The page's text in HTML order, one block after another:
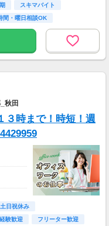
婦の
され
とのスキマバイト
間・曜日相談OK
秋田
３時まで！時短！週
土日祝休み
験歓迎 フリーター歓迎